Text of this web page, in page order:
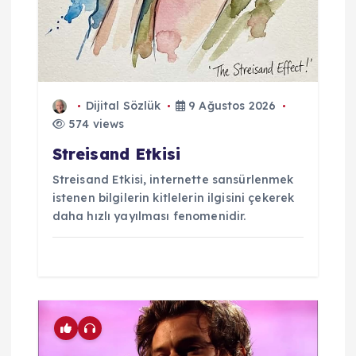
Dijital Sözlük
9 Ağustos 2026
574 views
Streisand Etkisi
Streisand Etkisi, internette sansürlenmek
istenen bilgilerin kitlelerin ilgisini çekerek
daha hızlı yayılması fenomenidir.